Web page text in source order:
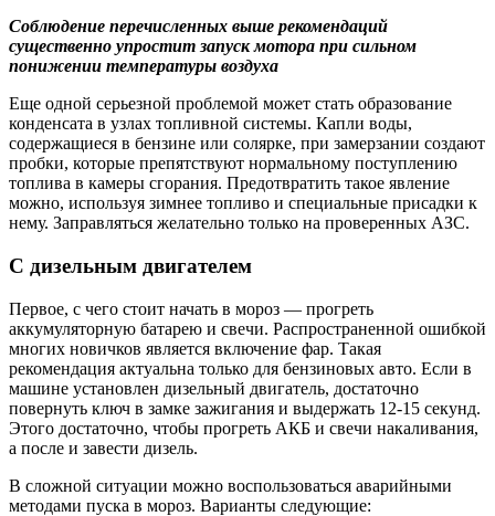
Соблюдение перечисленных выше рекомендаций
существенно упростит запуск мотора при сильном
понижении температуры воздуха
Еще одной серьезной проблемой может стать образование
конденсата в узлах топливной системы. Капли воды,
содержащиеся в бензине или солярке, при замерзании создают
пробки, которые препятствуют нормальному поступлению
топлива в камеры сгорания. Предотвратить такое явление
можно, используя зимнее топливо и специальные присадки к
нему. Заправляться желательно только на проверенных АЗС.
С дизельным двигателем
Первое, с чего стоит начать в мороз — прогреть
аккумуляторную батарею и свечи. Распространенной ошибкой
многих новичков является включение фар. Такая
рекомендация актуальна только для бензиновых авто. Если в
машине установлен дизельный двигатель, достаточно
повернуть ключ в замке зажигания и выдержать 12-15 секунд.
Этого достаточно, чтобы прогреть АКБ и свечи накаливания,
а после и завести дизель.
В сложной ситуации можно воспользоваться аварийными
методами пуска в мороз. Варианты следующие: